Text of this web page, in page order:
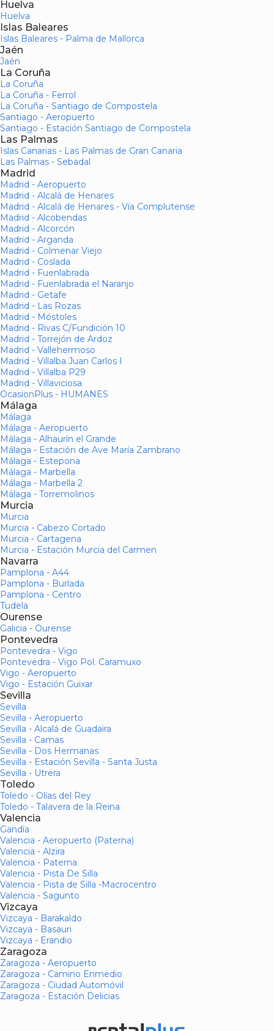
Huelva
Huelva
Islas Baleares
Islas Baleares - Palma de Mallorca
Jaén
Jaén
La Coruña
La Coruña
La Coruña - Ferrol
La Coruña - Santiago de Compostela
Santiago - Aeropuerto
Santiago - Estación Santiago de Compostela
Las Palmas
Islas Canarias - Las Palmas de Gran Canaria
Las Palmas - Sebadal
Madrid
Madrid - Aeropuerto
Madrid - Alcalá de Henares
Madrid - Alcalá de Henares - Vía Complutense
Madrid - Alcobendas
Madrid - Alcorcón
Madrid - Arganda
Madrid - Colmenar Viejo
Madrid - Coslada
Madrid - Fuenlabrada
Madrid - Fuenlabrada el Naranjo
Madrid - Getafe
Madrid - Las Rozas
Madrid - Móstoles
Madrid - Rivas C/Fundición 10
Madrid - Torrejón de Ardoz
Madrid - Vallehermoso
Madrid - Villalba Juan Carlos I
Madrid - Villalba P29
Madrid - Villaviciosa
OcasionPlus - HUMANES
Málaga
Málaga
Málaga - Aeropuerto
Málaga - Alhaurín el Grande
Málaga - Estación de Ave María Zambrano
Málaga - Estepona
Málaga - Marbella
Málaga - Marbella 2
Málaga - Torremolinos
Murcia
Murcia
Murcia - Cabezo Cortado
Murcia - Cartagena
Murcia - Estación Murcia del Carmen
Navarra
Pamplona - A44
Pamplona - Burlada
Pamplona - Centro
Tudela
Ourense
Galicia - Ourense
Pontevedra
Pontevedra - Vigo
Pontevedra - Vigo Pol. Caramuxo
Vigo - Aeropuerto
Vigo - Estación Guixar
Sevilla
Sevilla
Sevilla - Aeropuerto
Sevilla - Alcalá de Guadaira
Sevilla - Camas
Sevilla - Dos Hermanas
Sevilla - Estación Sevilla - Santa Justa
Sevilla - Utrera
Toledo
Toledo - Olías del Rey
Toledo - Talavera de la Reina
Valencia
Gandía
Valencia - Aeropuerto (Paterna)
Valencia - Alzira
Valencia - Paterna
Valencia - Pista De Silla
Valencia - Pista de Silla -Macrocentro
Valencia - Sagunto
Vizcaya
Vizcaya - Barakaldo
Vizcaya - Basauri
Vizcaya - Erandio
Zaragoza
Zaragoza - Aeropuerto
Zaragoza - Camino Enmedio
Zaragoza - Ciudad Automóvil
Zaragoza - Estación Delicias